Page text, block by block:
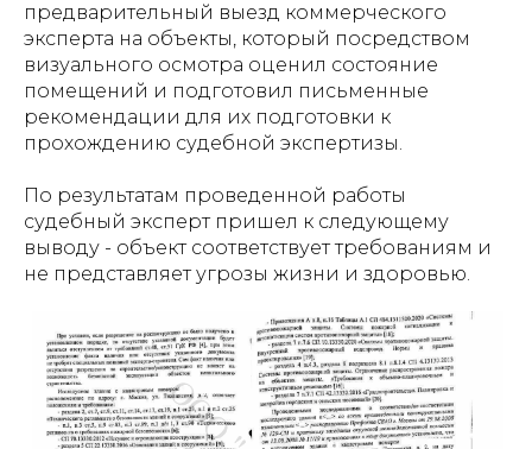
предварительный выезд коммерческого
эксперта на объекты, который посредством
визуального осмотра оценил состояние
помещений и подготовил письменные
рекомендации для их подготовки к
прохождению судебной экспертизы.
По результатам проведенной работы
судебный эксперт пришел к следующему
выводу - объект соответствует требованиям и
не представляет угрозы жизни и здоровью.